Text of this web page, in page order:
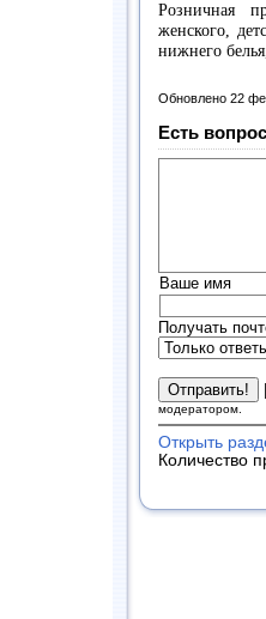
Розничная
женского,
нижнего
Обновлено 22
Есть
Ваше имя
Получать
модератором.
Открыть
Количество